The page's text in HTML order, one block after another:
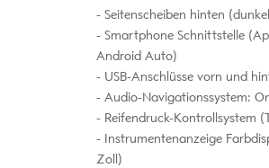
Seitenscheiben hinten
Smartphone Schnittstelle
Android Auto)
USB-Anschlüsse vorn und
Audio-Navigationssystem:
Reifendruck-Kontrollsystem
Instrumentenanzeige
Zoll)